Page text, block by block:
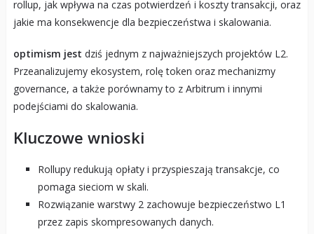
rollup, jak wpływa na czas potwierdzeń i koszty transakcji, oraz
jakie ma konsekwencje dla bezpieczeństwa i skalowania.
optimism jest dziś jednym z najważniejszych projektów L2.
Przeanalizujemy ekosystem, rolę token oraz mechanizmy
governance, a także porównamy to z Arbitrum i innymi
podejściami do skalowania.
Kluczowe wnioski
Rollupy redukują opłaty i przyspieszają transakcje, co
pomaga sieciom w skali.
Rozwiązanie warstwy 2 zachowuje bezpieczeństwo L1
przez zapis skompresowanych danych.